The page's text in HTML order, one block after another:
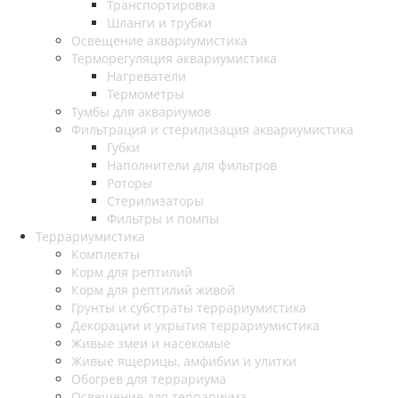
Транспортировка
Шланги и трубки
Освещение аквариумистика
Терморегуляция аквариумистика
Нагреватели
Термометры
Тумбы для аквариумов
Фильтрация и стерилизация аквариумистика
Губки
Наполнители для фильтров
Роторы
Стерилизаторы
Фильтры и помпы
Террариумистика
Комплекты
Корм для рептилий
Корм для рептилий живой
Грунты и субстраты террариумистика
Декорации и укрытия террариумистика
Живые змеи и насекомые
Живые ящерицы, амфибии и улитки
Обогрев для террариума